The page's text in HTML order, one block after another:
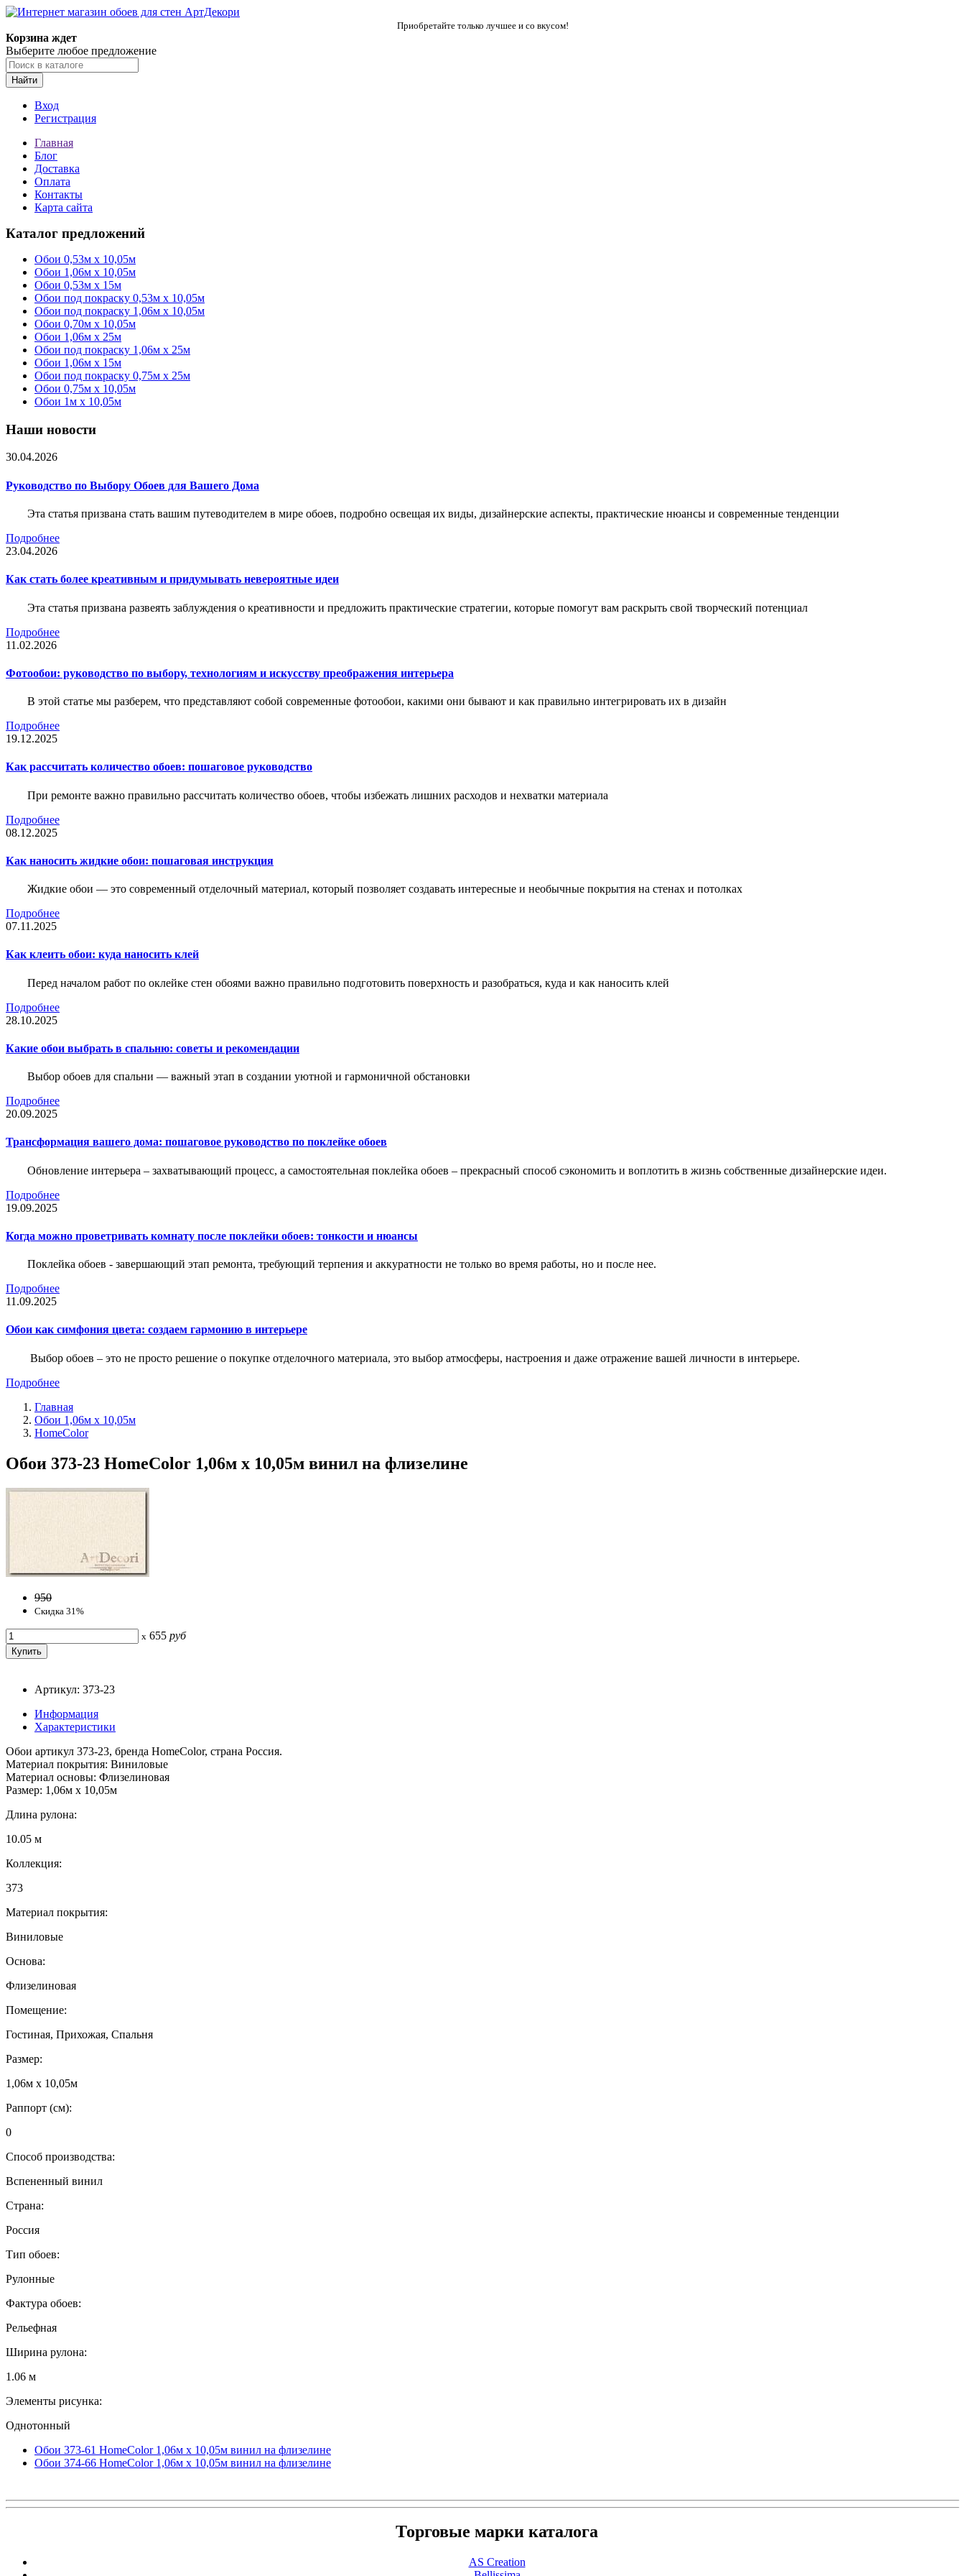
Приобретайте только лучшее и со вкусом!
Корзина ждет
Выберите любое предложение
Найти
Вход
Регистрация
Главная
Блог
Доставка
Оплата
Контакты
Карта сайта
Каталог предложений
Обои 0,53м x 10,05м
Обои 1,06м х 10,05м
Обои 0,53м x 15м
Обои под покраску 0,53м x 10,05м
Обои под покраску 1,06м х 10,05м
Обои 0,70м x 10,05м
Обои 1,06м x 25м
Обои под покраску 1,06м x 25м
Обои 1,06м x 15м
Обои под покраску 0,75м x 25м
Обои 0,75м x 10,05м
Обои 1м х 10,05м
Наши новости
30.04.2026
Руководство по Выбору Обоев для Вашего Дома
Эта статья призвана стать вашим путеводителем в мире обоев, подробно освещая их виды, дизайнерские аспекты, практические нюансы и современные тенденции
Подробнее
23.04.2026
Как стать более креативным и придумывать невероятные идеи
Эта статья призвана развеять заблуждения о креативности и предложить практические стратегии, которые помогут вам раскрыть свой творческий потенциал
Подробнее
11.02.2026
Фотообои: руководство по выбору, технологиям и искусству преображения интерьера
В этой статье мы разберем, что представляют собой современные фотообои, какими они бывают и как правильно интегрировать их в дизайн
Подробнее
19.12.2025
Как рассчитать количество обоев: пошаговое руководство
При ремонте важно правильно рассчитать количество обоев, чтобы избежать лишних расходов и нехватки материала
Подробнее
08.12.2025
Как наносить жидкие обои: пошаговая инструкция
Жидкие обои — это современный отделочный материал, который позволяет создавать интересные и необычные покрытия на стенах и потолках
Подробнее
07.11.2025
Как клеить обои: куда наносить клей
Перед началом работ по оклейке стен обоями важно правильно подготовить поверхность и разобраться, куда и как наносить клей
Подробнее
28.10.2025
Какие обои выбрать в спальню: советы и рекомендации
Выбор обоев для спальни — важный этап в создании уютной и гармоничной обстановки
Подробнее
20.09.2025
Трансформация вашего дома: пошаговое руководство по поклейке обоев
Обновление интерьера – захватывающий процесс, а самостоятельная поклейка обоев – прекрасный способ сэкономить и воплотить в жизнь собственные дизайнерские идеи.
Подробнее
19.09.2025
Когда можно проветривать комнату после поклейки обоев: тонкости и нюансы
Поклейка обоев - завершающий этап ремонта, требующий терпения и аккуратности не только во время работы, но и после нее.
Подробнее
11.09.2025
Обои как симфония цвета: создаем гармонию в интерьере
Выбор обоев – это не просто решение о покупке отделочного материала, это выбор атмосферы, настроения и даже отражение вашей личности в интерьере.
Подробнее
Главная
Обои 1,06м х 10,05м
HomeColor
Обои 373-23 HomeColor 1,06м х 10,05м винил на флизелине
950
Скидка 31%
x 655 руб
Артикул: 373-23
Информация
Характеристики
Обои артикул 373-23, бренда HomeColor, страна Россия.
Материал покрытия: Виниловые
Материал основы: Флизелиновая
Размер: 1,06м х 10,05м
Длина рулона:
10.05 м
Коллекция:
373
Материал покрытия:
Виниловые
Основа:
Флизелиновая
Помещение:
Гостиная, Прихожая, Спальня
Размер:
1,06м х 10,05м
Раппорт (см):
0
Способ производства:
Вспененный винил
Страна:
Россия
Тип обоев:
Рулонные
Фактура обоев:
Рельефная
Ширина рулона:
1.06 м
Элементы рисунка:
Однотонный
Обои 373-61 HomeColor 1,06м х 10,05м винил на флизелине
Обои 374-66 HomeColor 1,06м х 10,05м винил на флизелине
Торговые марки каталога
AS Creation